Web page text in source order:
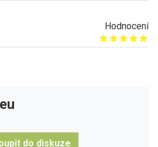
Hodnocení
Give it 1/5
Give it 2/5
Give it 3/5
Give it 4/5
Give it 5/5
do diskuze